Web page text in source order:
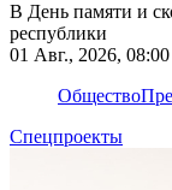
В День памяти и
республики
01 Авг., 2026, 08:00
Общество
Спецпроекты